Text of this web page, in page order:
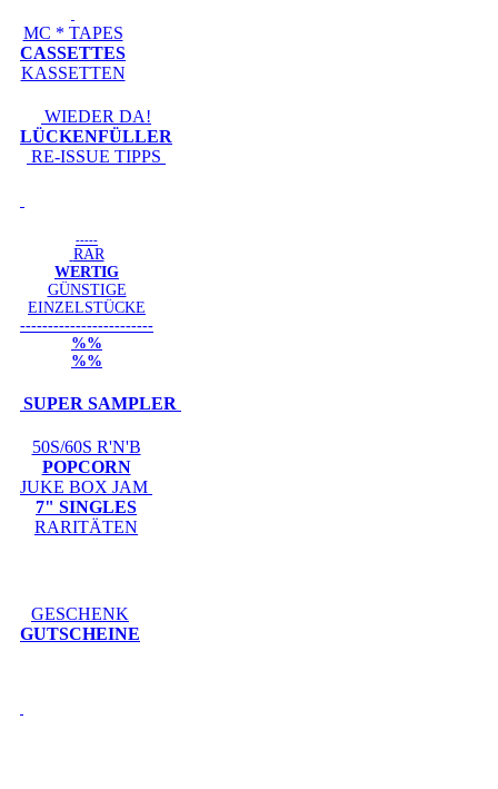
MC * TAPES
CASSETTES
KASSETTEN
WIEDER DA!
LÜCKENFÜLLER
RE-ISSUE TIPPS
-----
RAR
WERTIG
GÜNSTIGE
EINZELSTÜCKE
------------------------
%%
%%
SUPER SAMPLER
50S/60S R'N'B
POPCORN
JUKE BOX JAM
7" SINGLES
RARITÄTEN
GESCHENK
GUTSCHEINE